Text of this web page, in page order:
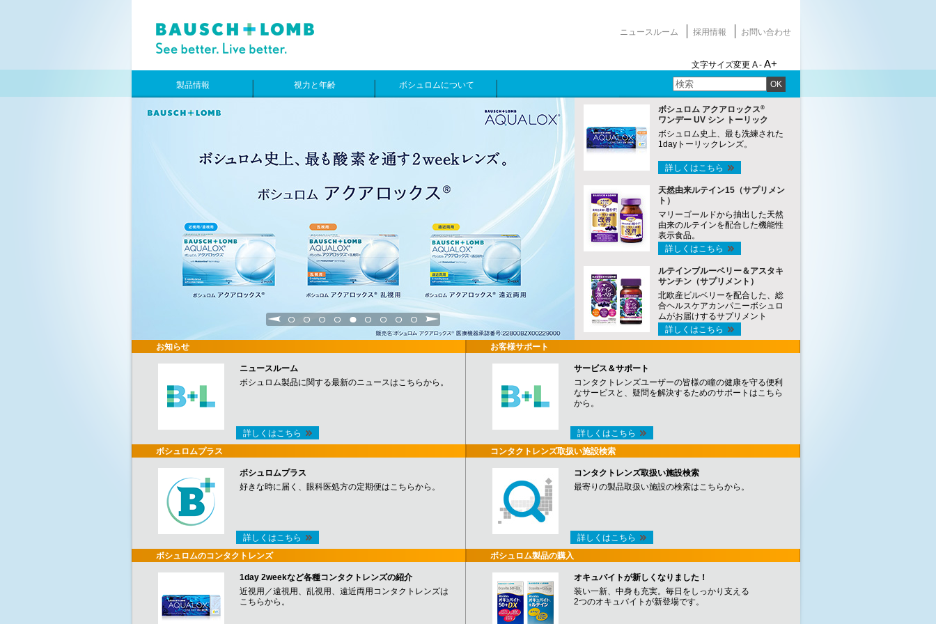
ニュースルーム 採用情報 お問い合わせ
文字サイズ変更 A - A+
OK
製品情報 視力と年齢 ボシュロムについて
1 2 3 4 5 6 7 8 9
ボシュロム アクアロックス®
ワンデー UV シン トーリック
ボシュロム史上、最も洗練された
1dayトーリックレンズ。
詳しくはこちら
天然由来ルテイン15（サプリメン
ト）
マリーゴールドから抽出した天然
由来のルテインを配合した機能性
表示食品。
詳しくはこちら
ルテインブルーベリー＆アスタキ
サンチン（サプリメント）
北欧産ビルベリーを配合した、総
合ヘルスケアカンパニーボシュロ
ムがお届けするサプリメント
詳しくはこちら
お知らせ
ニュースルーム
ボシュロム製品に関する最新のニュースはこちらから。
詳しくはこちら
ボシュロムプラス
ボシュロムプラス
好きな時に届く、眼科医処方の定期便はこちらから。
詳しくはこちら
ボシュロムのコンタクトレンズ
1day 2weekなど各種コンタクトレンズの紹介
近視用／遠視用、乱視用、遠近両用コンタクトレンズは
こちらから。
お客様サポート
サービス＆サポート
コンタクトレンズユーザーの皆様の瞳の健康を守る便利
なサービスと、疑問を解決するためのサポートはこちら
から。
詳しくはこちら
コンタクトレンズ取扱い施設検索
コンタクトレンズ取扱い施設検索
最寄りの製品取扱い施設の検索はこちらから。
詳しくはこちら
ボシュロム製品の購入
オキュバイトが新しくなりました！
装い一新、中身も充実。毎日をしっかり支える
2つのオキュバイトが新登場です。